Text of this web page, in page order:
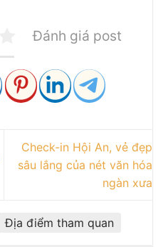
Đánh giá post
Check-in Hội An, vẻ đẹp
sâu lắng của nét văn hóa
ngàn xưa
Địa điểm tham quan